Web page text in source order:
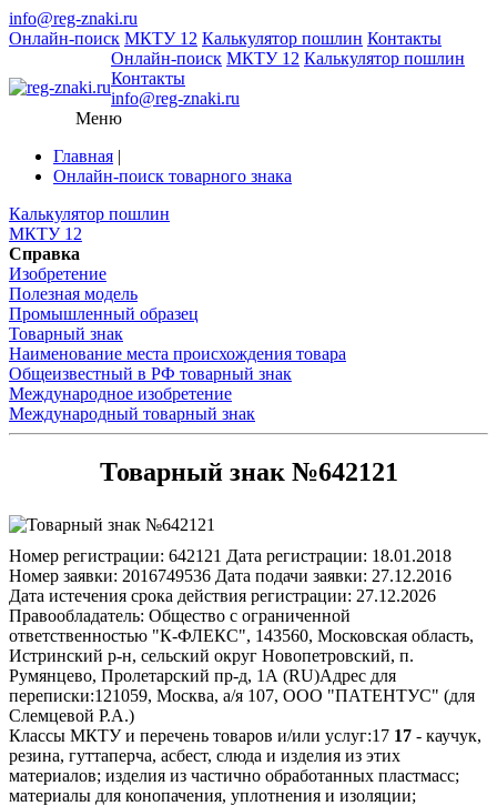
info@reg-znaki.ru
Онлайн-поиск МКТУ 12 Калькулятор пошлин Контакты
Онлайн-поиск МКТУ 12 Калькулятор пошлин
Контакты
info@reg-znaki.ru
Меню
Главная |
Онлайн-поиск товарного знака
Калькулятор пошлин
МКТУ 12
Справка
Изобретение
Полезная модель
Промышленный образец
Товарный знак
Наименование места происхождения товара
Общеизвестный в РФ товарный знак
Международное изобретение
Международный товарный знак
Товарный знак №642121
Номер регистрации: 642121 Дата регистрации: 18.01.2018
Номер заявки: 2016749536 Дата подачи заявки: 27.12.2016
Дата истечения срока действия регистрации: 27.12.2026
Правообладатель: Общество с ограниченной
ответственностью "К-ФЛЕКС", 143560, Московская область,
Истринский р-н, сельский округ Новопетровский, п.
Румянцево, Пролетарский пр-д, 1А (RU)Адрес для
переписки:121059, Москва, а/я 107, ООО "ПАТЕНТУС" (для
Слемцевой Р.А.)
Классы МКТУ и перечень товаров и/или услуг:17 17 - каучук,
резина, гуттаперча, асбест, слюда и изделия из этих
материалов; изделия из частично обработанных пластмасс;
материалы для конопачения, уплотнения и изоляции;